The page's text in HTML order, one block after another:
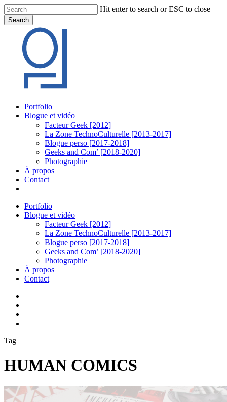
Skip
to
main
content
Hit enter to search or ESC to close
Search
Search
Menu
Portfolio
Blogue et vidéo
Facteur Geek [2012]
La Zone TechnoCulturelle [2013-2017]
Blogue perso [2017-2018]
Geeks and Com’ [2018-2020]
Photographie
À propos
Contact
Portfolio
Blogue et vidéo
Facteur Geek [2012]
La Zone TechnoCulturelle [2013-2017]
Blogue perso [2017-2018]
Geeks and Com’ [2018-2020]
Photographie
À propos
Contact
Tag
HUMAN COMICS